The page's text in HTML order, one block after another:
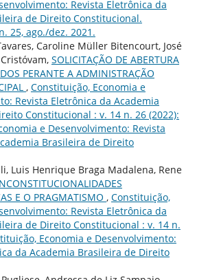
Revista Eletrônica da
de Direito Constitucional.
25, ago./dez. 2021.
Caroline Müller Bitencourt, José
SOLICITAÇÃO DE ABERTURA
PERANTE A ADMINISTRAÇÃO
, Constituição, Economia e
Revista Eletrônica da Academia
Constitucional : v. 14 n. 26 (2022):
e Desenvolvimento: Revista
Brasileira de Direito
Luis Henrique Braga Madalena, Rene
E O PRAGMATISMO , Constituição,
Revista Eletrônica da
de Direito Constitucional : v. 14 n.
Economia e Desenvolvimento:
da Academia Brasileira de Direito